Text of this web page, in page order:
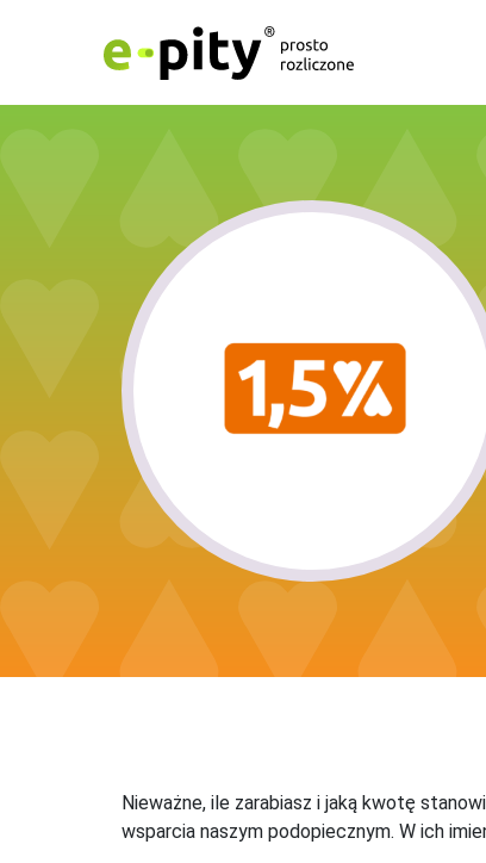
Nieważne, ile zarabiasz i jaką kwotę
wsparcia naszym podopiecznym. W ich